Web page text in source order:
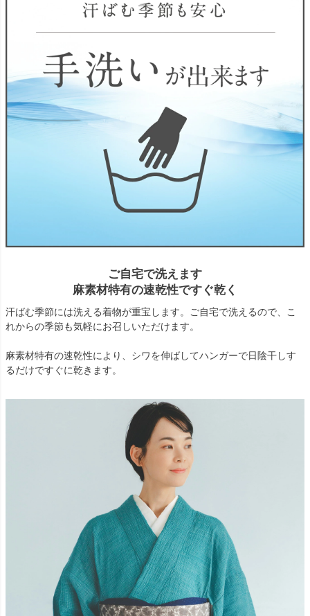
ご自宅で洗えます
麻素材特有の速乾性ですぐ乾く
汗ばむ季節には洗える着物が重宝します。ご自宅で洗えるので、こ
れからの季節も気軽にお召しいただけます。
麻素材特有の速乾性により、シワを伸ばしてハンガーで日陰干しす
るだけですぐに乾きます。